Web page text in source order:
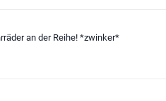
an der Reihe! *zwinker*